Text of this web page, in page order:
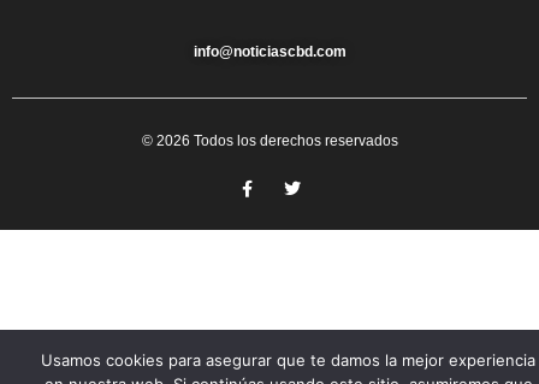
info@noticiascbd.com
© 2026 Todos los derechos reservados
Usamos cookies para asegurar que te damos la mejor experiencia